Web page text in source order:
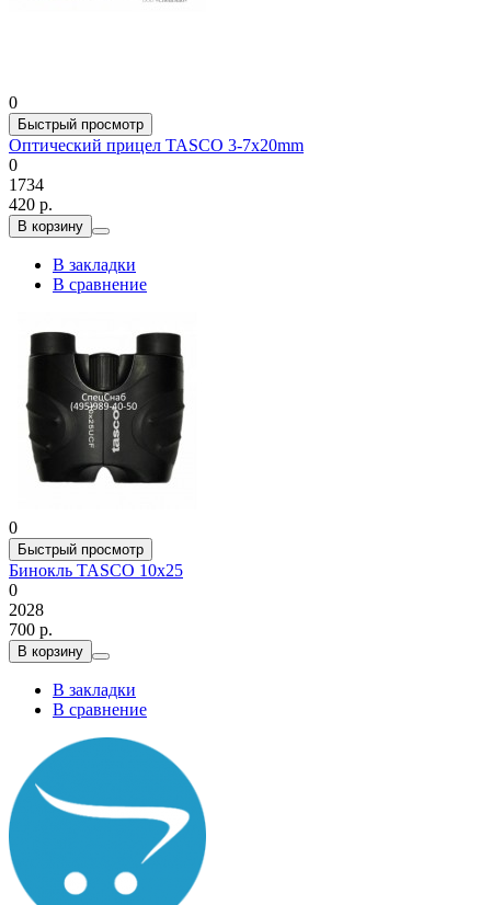
0
Быстрый просмотр
Оптический прицел TASCO 3-7х20mm
0
1734
420 р.
В корзину
В закладки
В сравнение
0
Быстрый просмотр
Бинокль TASCO 10х25
0
2028
700 р.
В корзину
В закладки
В сравнение